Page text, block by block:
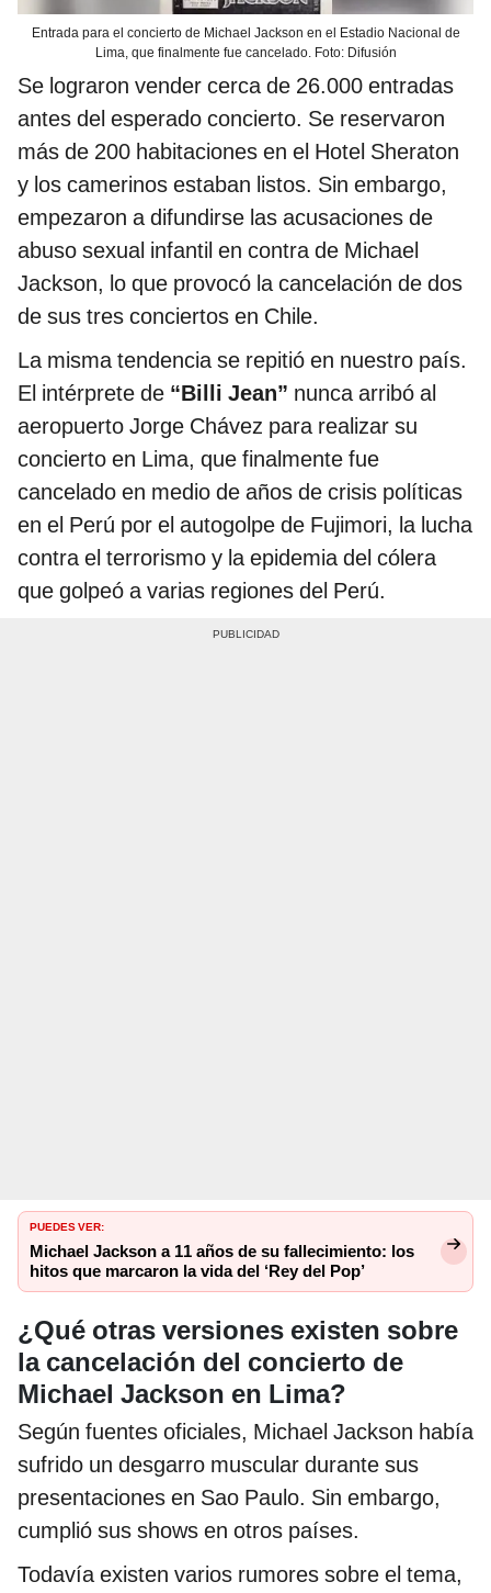
Entrada para el concierto de Michael Jackson en el Estadio Nacional de
Lima, que finalmente fue cancelado. Foto: Difusión
Se lograron vender cerca de 26.000 entradas
antes del esperado concierto. Se reservaron
más de 200 habitaciones en el Hotel Sheraton
y los camerinos estaban listos. Sin embargo,
empezaron a difundirse las acusaciones de
abuso sexual infantil en contra de Michael
Jackson, lo que provocó la cancelación de dos
de sus tres conciertos en Chile.
La misma tendencia se repitió en nuestro país.
El intérprete de “Billi Jean” nunca arribó al
aeropuerto Jorge Chávez para realizar su
concierto en Lima, que finalmente fue
cancelado en medio de años de crisis políticas
en el Perú por el autogolpe de Fujimori, la lucha
contra el terrorismo y la epidemia del cólera
que golpeó a varias regiones del Perú.
PUEDES VER:
Michael Jackson a 11 años de su fallecimiento: los
hitos que marcaron la vida del ‘Rey del Pop’
¿Qué otras versiones existen sobre
la cancelación del concierto de
Michael Jackson en Lima?
Según fuentes oficiales, Michael Jackson había
sufrido un desgarro muscular durante sus
presentaciones en Sao Paulo. Sin embargo,
cumplió sus shows en otros países.
Todavía existen varios rumores sobre el tema,